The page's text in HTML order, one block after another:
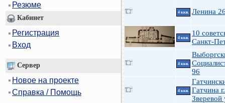
Резюме
Кабинет
Регистрация
Вход
Сервер
Новое на проекте
Справка / Помощь
4 ккв. Ленина
4 ккв.
10
Санкт-
4 ккв.
96
4 ккв.
Гатчина г.
Зверевой